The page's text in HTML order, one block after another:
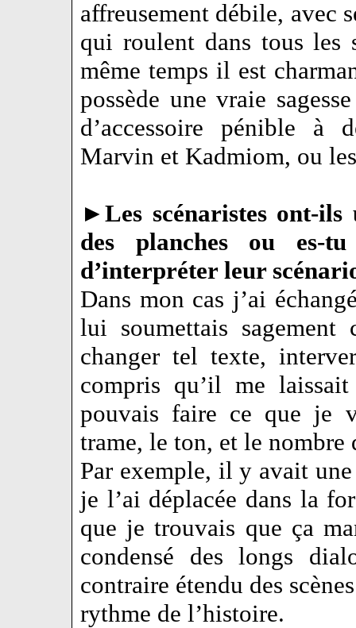
affreusement débile, avec
qui roulent dans tous les
même temps il est
possède une vraie
d’accessoire pénible à
Marvin et Kadmiom, ou
►Les scénaristes ont-
des planches ou es-
d’interpréter leur
Dans mon cas j’ai
lui soumettais sagement
changer tel texte,
compris qu’il me
pouvais faire ce que je
trame, le ton, et le nombre
Par exemple, il y avait
je l’ai déplacée dans la
que je trouvais que ça
condensé des longs
contraire étendu des
rythme de l’histoire.